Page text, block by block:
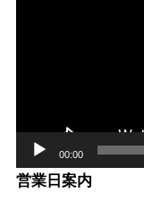
00:00
営業日案内